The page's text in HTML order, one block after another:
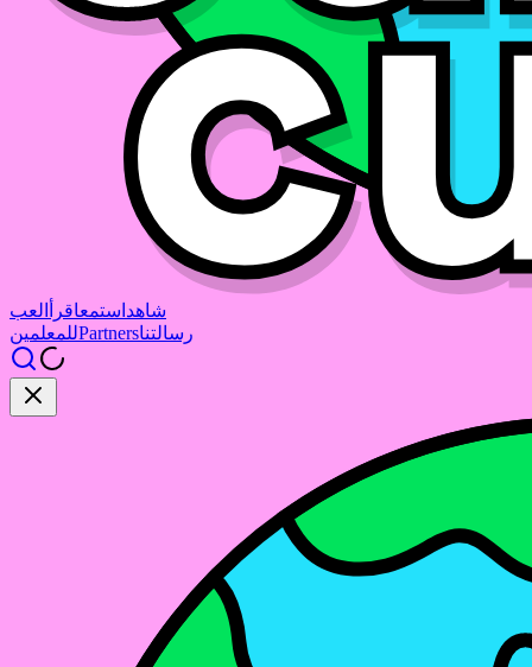
شاهد استمعاقرأ
العب
للمعلمينPartnersرسالتنا